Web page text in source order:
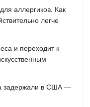
аллергиков. Как
легче
и переходит к
задержали в США —